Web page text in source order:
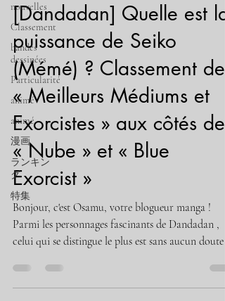
nouvelles
Classement
bandes
dessinées
Particularité
animé
animé
漫画
ランキン
グ
特集
[Dandadan] Quelle est la
puissance de Seiko
(Mémé) ? Classement des
« Meilleurs Médiums et
Exorcistes » aux côtés de
« Nube » et « Blue
Exorcist »
Bonjour, c'est Osamu, votre blogueur manga !
Parmi les personnages fascinants de Dandadan ,
celui qui se distingue le plus est sans aucun doute
l'apparence d'une « grande sœur » d'une beauté
époustouflante, mais à l'intérieur, c'est une « Mémé